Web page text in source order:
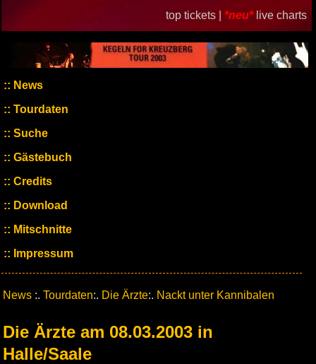
top tickets | *neu* live charts
News
Tourdaten
Suche
Gästebuch
Credits
Download
Mitschnitte
Impressum
News :. Tourdaten:. Die Ärzte:. Nackt unter Kannibalen
Die Ärzte am 08.03.2003 in
Halle/Saale